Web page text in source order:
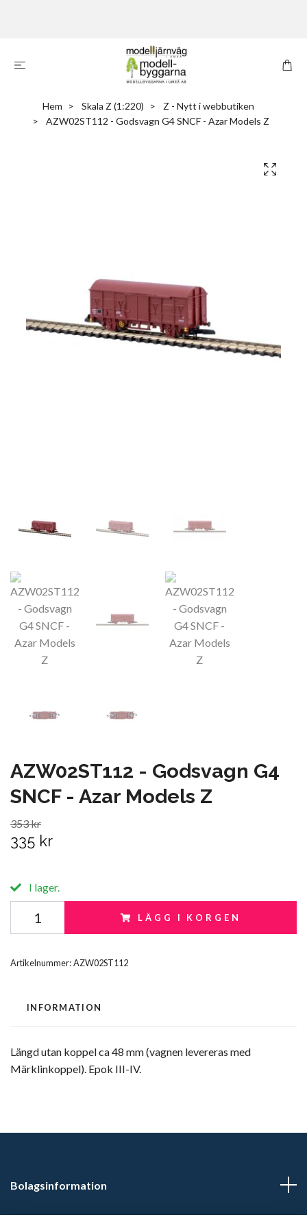
Hem Skala Z (1:220)
Z - Nytt i webbutiken
AZW02ST112 - Godsvagn G4 SNCF - Azar Models Z
AZW02ST112 - Godsvagn G4
SNCF - Azar Models Z
353 kr
335 kr
I lager.
LÄGG I KORGEN
Artikelnummer:AZW02ST112
INFORMATION
Längd utan koppel ca 48 mm (vagnen levereras med
Märklinkoppel). Epok III-IV.
Bolagsinformation